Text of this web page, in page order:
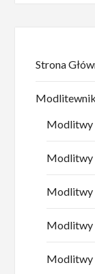
Strona
Modlitewnik
Modlitwy
Modlitwy
Modlitwy
Modlitwy
Modlitwy